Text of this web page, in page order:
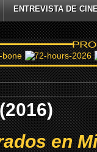
ENTREVISTA DE
en